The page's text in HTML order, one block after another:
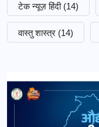
टेक न्यूज़ हिंदी (14)
वास्तु शास्त्र (14)